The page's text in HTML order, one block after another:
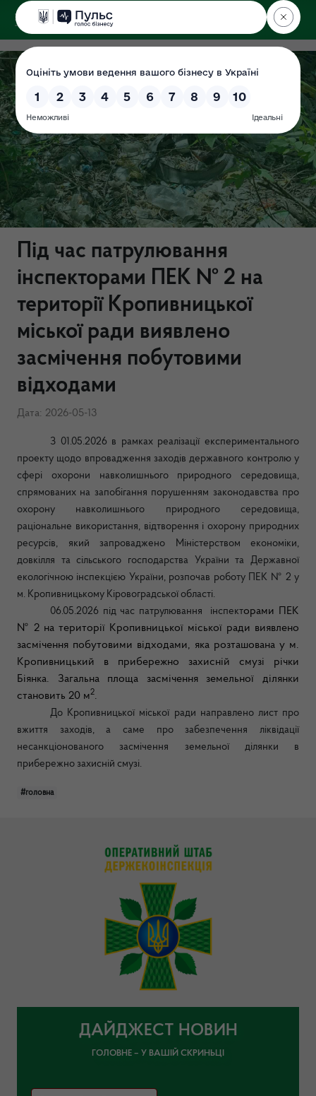
ДЕРЖЕКОІНСПЕКЦІЯ
Під час патрулювання
інспекторами ПЕК № 2 на
території Кропивницької
міської ради виявлено
засмічення побутовими
відходами
Дата: 2026-05-13
З 01.05.2026 в рамках реалізації експериментального
проекту щодо впровадження заходів державного контролю у
сфері охорони навколишнього природного середовища,
спрямованих на запобігання порушенням законодавства про
охорону навколишнього природного середовища,
раціональне використання, відтворення і охорону природних
ресурсів, який запроваджено Міністерством економіки,
довкілля та сільського господарства України та Державної
екологічною інспекцією України, розпочав роботу ПЕК № 2 у
м. Кропивницькому Кіровоградської області.
06.05.2026 під час патрулювання інспекторами ПЕК
№ 2 на території Кропивницької міської ради виявлено
засмічення побутовими відходами, яка розташована у м.
Кропивницький в прибережно захисній смузі річки
Біянка. Загальна площа засмічення земельної ділянки
становить 20 м2.
До Кропивницької міської ради направлено лист про
вжиття заходів, а саме про забезпечення ліквідації
несанкціонованого засмічення земельної ділянки в
прибережно захисній смузі.
#головна
ДАЙДЖЕСТ НОВИН
ГОЛОВНЕ – У ВАШІЙ СКРИНЬЦІ